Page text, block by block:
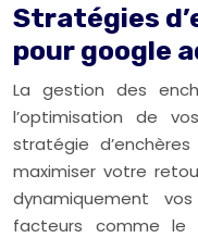
Stratégies
pour google
La gestion des
l’optimisation de
stratégie
maximiser votre
dynamiquement
facteurs comme le